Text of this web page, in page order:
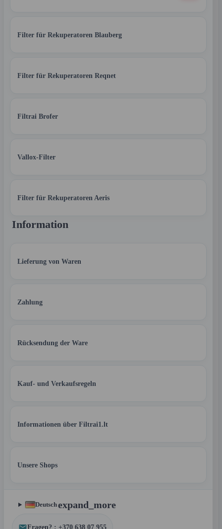
Filter für Rekuperatoren Blauberg
Filter für Rekuperatoren Reqnet
Filtrai Brofer
Vallox-Filter
Filter für Rekuperatoren Aeris
Information
Lieferung von Waren
Zahlung
Rücksendung der Ware
Kauf- und Verkaufsregeln
Informationen über Filtrai1.lt
Unsere Shops
Deutschexpand_more
Fragen? : +370 638 07 955